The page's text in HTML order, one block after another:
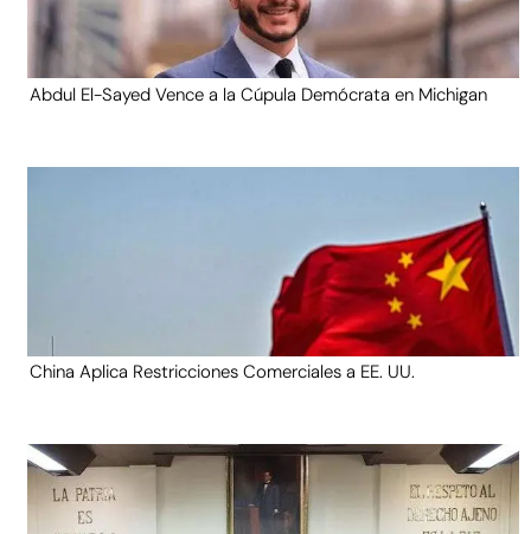
Abdul El-Sayed Vence a la Cúpula Demócrata en Michigan
China Aplica Restricciones Comerciales a EE. UU.